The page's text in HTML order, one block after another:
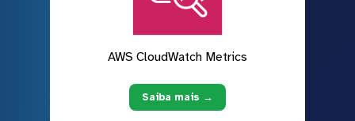
AWS CloudWatch Metrics
Saiba mais →